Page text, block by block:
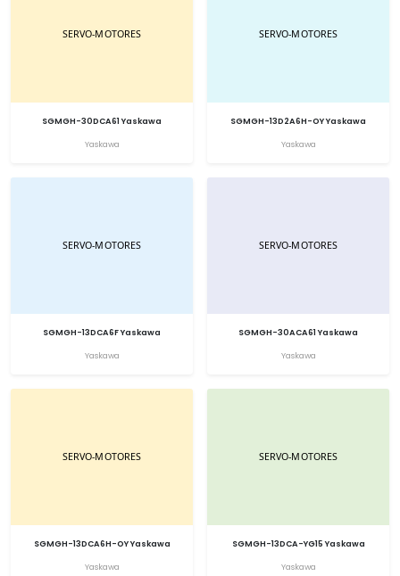
SGMGH-30DCA61 Yaskawa
Yaskawa
SGMGH-13D2A6H-OY Yaskawa
Yaskawa
SGMGH-13DCA6F Yaskawa
Yaskawa
SGMGH-30ACA61 Yaskawa
Yaskawa
SGMGH-13DCA6H-OY Yaskawa
Yaskawa
SGMGH-13DCA-YG15 Yaskawa
Yaskawa